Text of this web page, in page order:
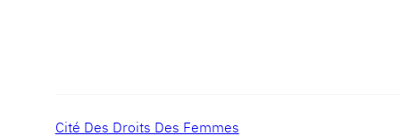
Cité Des Droits Des Femmes